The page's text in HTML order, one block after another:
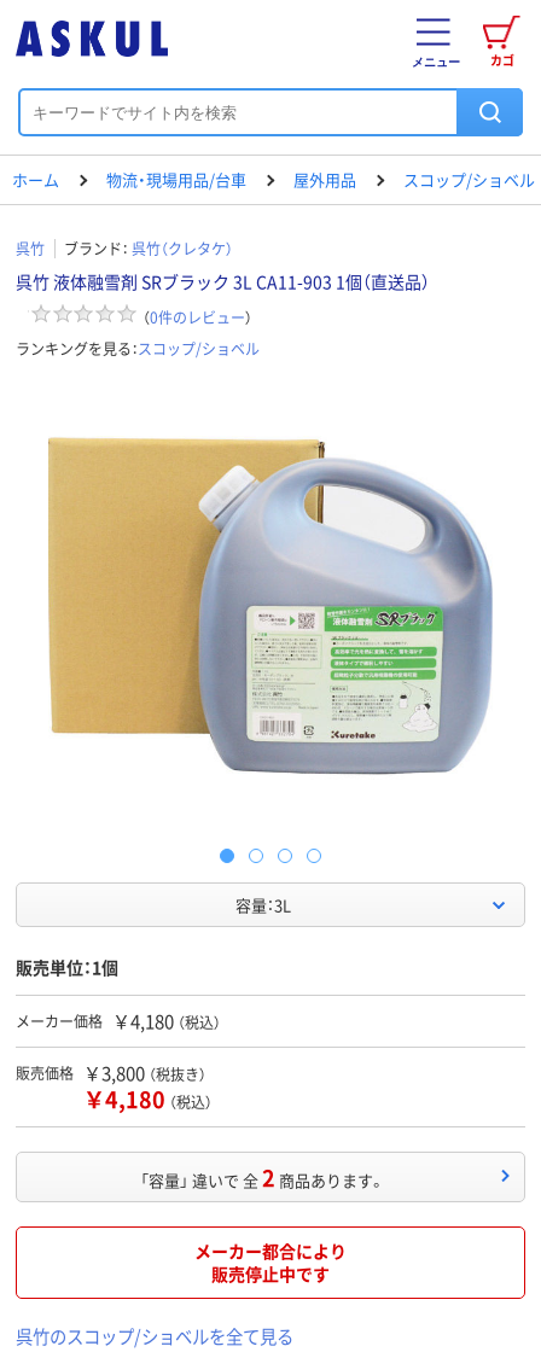
カゴ
メニュー
ホーム 物流・現場用品/台車 屋外用品 スコップ/ショベル
呉竹 ブランド： 呉竹（クレタケ）
呉竹 液体融雪剤 SRブラック 3L CA11-903 1個（直送品）
（0件のレビュー）
ランキングを見る：スコップ/ショベル
容量：3L
販売単位：1個
メーカー価格 ￥4,180 （税込）
販売価格 ￥3,800 （税抜き）
￥4,180 （税込）
「容量」 違いで 全2 商品あります。
メーカー都合により
販売停止中です
呉竹のスコップ/ショベルを全て見る